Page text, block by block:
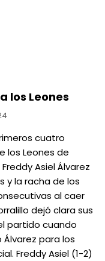
los Leones
cuatro
los Leones de
Asiel Álvarez
y la racha de los
al caer
dejó clara sus
partido cuando
para los
Freddy Asiel (1-2)